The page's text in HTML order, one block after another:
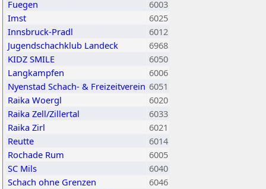
Fuegen
6003
Imst
6025
Innsbruck-Pradl
6012
Jugendschachklub Landeck
6968
KIDZ SMILE
6050
Langkampfen
6006
Nyenstad Schach- & Freizeitverein 6051
Raika Woergl
6020
Raika Zell/Zillertal
6033
Raika Zirl
6021
Reutte
6014
Rochade Rum
6005
SC Mils
6040
Schach ohne Grenzen
6046